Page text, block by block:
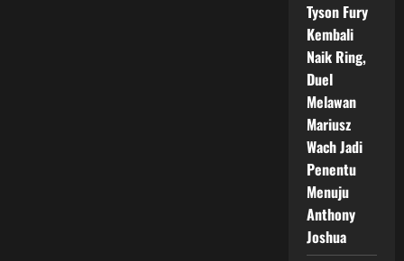
Tyson Fury
Kembali
Naik Ring,
Duel
Melawan
Mariusz
Wach Jadi
Penentu
Menuju
Anthony
Joshua